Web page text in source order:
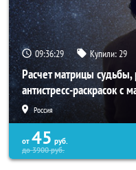
09:36:26 Купили:29
Расчет матрицы
антистресс-раскрасок с
Россия
от 45 руб.
до3900руб.